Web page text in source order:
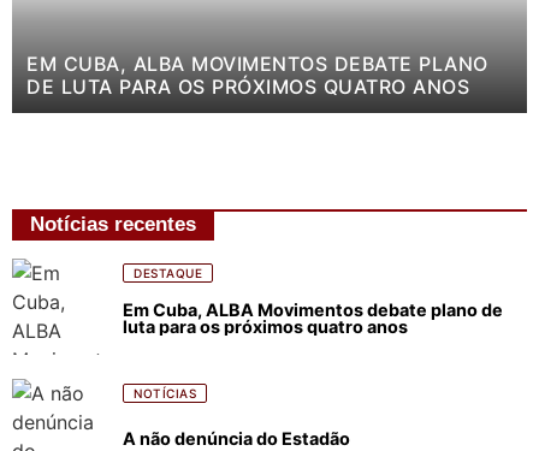
EM CUBA, ALBA MOVIMENTOS DEBATE PLANO
DE LUTA PARA OS PRÓXIMOS QUATRO ANOS
Notícias recentes
DESTAQUE
Em Cuba, ALBA Movimentos debate plano de
luta para os próximos quatro anos
NOTÍCIAS
A não denúncia do Estadão